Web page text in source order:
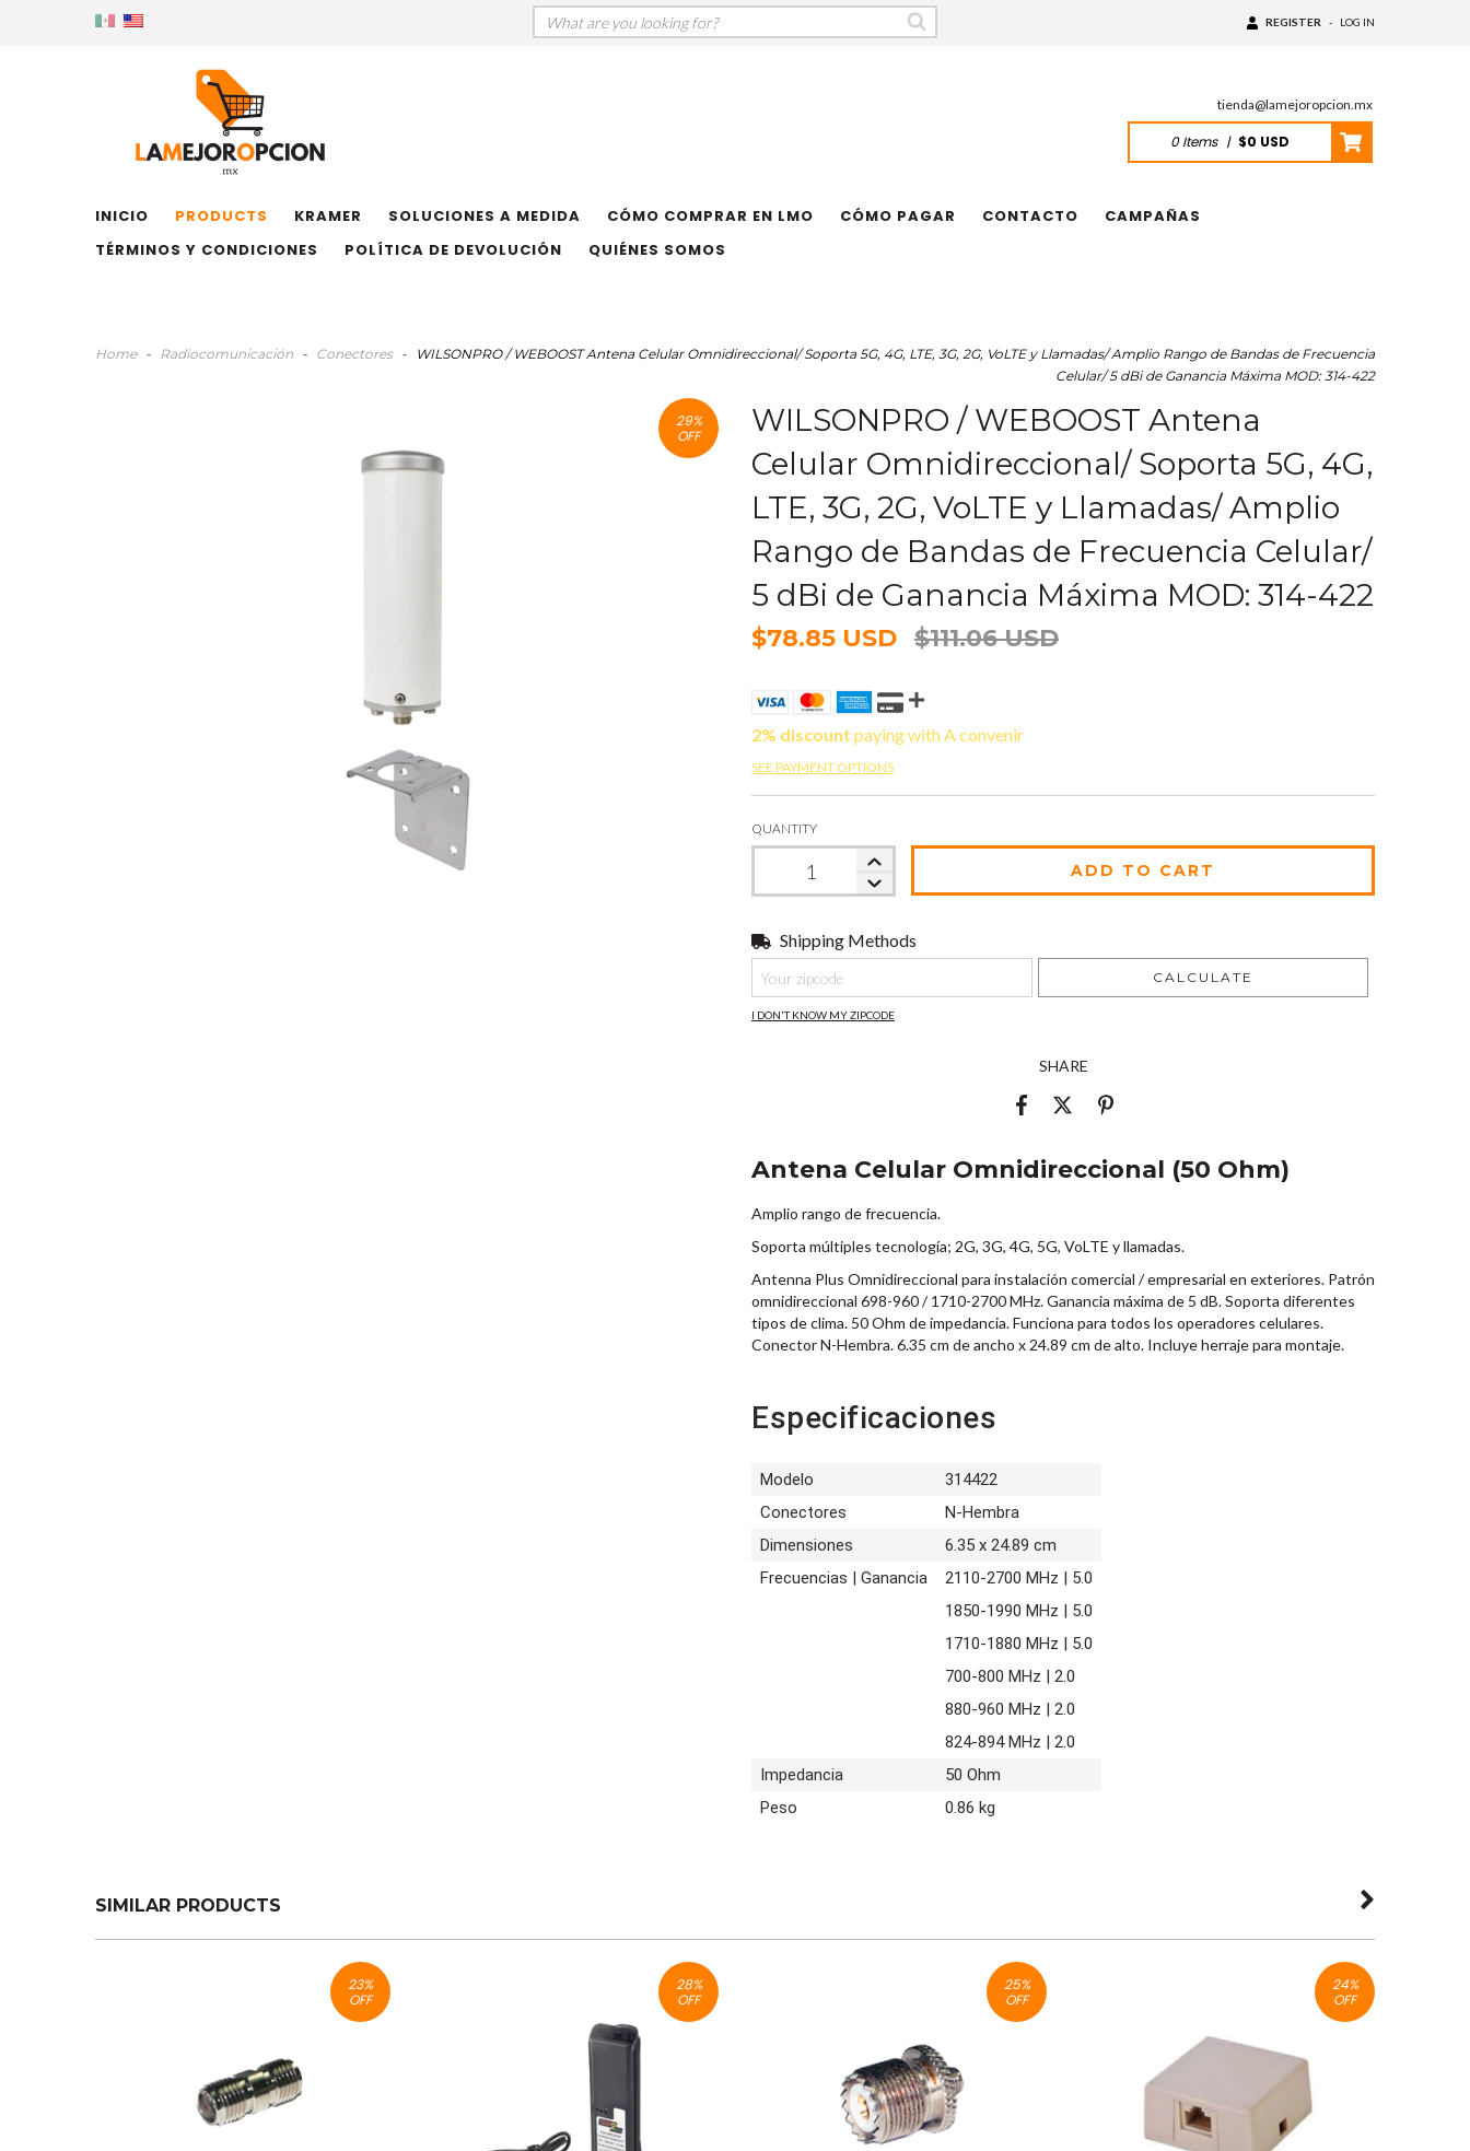
REGISTER - LOG IN
tienda@lamejoropcion.mx
0Items | $0 USD
INICIO PRODUCTS KRAMER SOLUCIONES A MEDIDA CÓMO COMPRAR EN LMO CÓMO PAGAR CONTACTO
CAMPAÑAS
TÉRMINOS Y CONDICIONES
POLÍTICA DE DEVOLUCIÓN QUIÉNES SOMOS
Home - Radiocomunicación - Conectores -
WILSONPRO / WEBOOST Antena Celular Omnidireccional/ Soporta 5G, 4G, LTE, 3G, 2G, VoLTE y Llamadas/ Amplio Rango de Bandas de Frecuencia
Celular/ 5 dBi de Ganancia Máxima MOD: 314-422
29%
OFF
WILSONPRO / WEBOOST Antena
Celular Omnidireccional/ Soporta 5G, 4G,
LTE, 3G, 2G, VoLTE y Llamadas/ Amplio
Rango de Bandas de Frecuencia Celular/
5 dBi de Ganancia Máxima MOD: 314-422
$78.85 USD $111.06 USD
2% discount paying with A convenir
SEE PAYMENT OPTIONS
QUANTITY
Shipping for zipcode:
Shipping Methods
CALCULATE
I DON'T KNOW MY ZIPCODE
SHARE
Antena Celular Omnidireccional (50 Ohm)
Amplio rango de frecuencia.
Soporta múltiples tecnología; 2G, 3G, 4G, 5G, VoLTE y llamadas.
Antenna Plus Omnidireccional para instalación comercial / empresarial en exteriores. Patrón
omnidireccional 698-960 / 1710-2700 MHz. Ganancia máxima de 5 dB. Soporta diferentes
tipos de clima. 50 Ohm de impedancia. Funciona para todos los operadores celulares.
Conector N-Hembra. 6.35 cm de ancho x 24.89 cm de alto. Incluye herraje para montaje.
Especificaciones
Modelo
314422
Conectores
N-Hembra
Dimensiones
6.35 x 24.89 cm
Frecuencias | Ganancia
2110-2700 MHz | 5.0
1850-1990 MHz | 5.0
1710-1880 MHz | 5.0
700-800 MHz | 2.0
880-960 MHz | 2.0
824-894 MHz | 2.0
Impedancia
50 Ohm
Peso
0.86 kg
SIMILAR PRODUCTS
23%
OFF
28%
OFF
25%
OFF
24%
OFF